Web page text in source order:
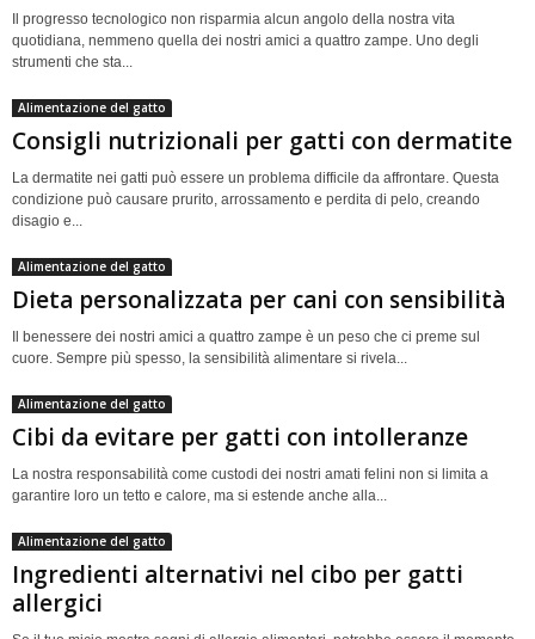
Il progresso tecnologico non risparmia alcun angolo della nostra vita
quotidiana, nemmeno quella dei nostri amici a quattro zampe. Uno degli
strumenti che sta...
Alimentazione del gatto
Consigli nutrizionali per gatti con dermatite
La dermatite nei gatti può essere un problema difficile da affrontare. Questa
condizione può causare prurito, arrossamento e perdita di pelo, creando
disagio e...
Alimentazione del gatto
Dieta personalizzata per cani con sensibilità
Il benessere dei nostri amici a quattro zampe è un peso che ci preme sul
cuore. Sempre più spesso, la sensibilità alimentare si rivela...
Alimentazione del gatto
Cibi da evitare per gatti con intolleranze
La nostra responsabilità come custodi dei nostri amati felini non si limita a
garantire loro un tetto e calore, ma si estende anche alla...
Alimentazione del gatto
Ingredienti alternativi nel cibo per gatti
allergici